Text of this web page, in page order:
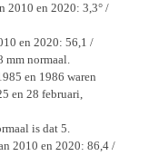
2010 en 2020: 3,3° /
en 2020: 56,1 /
mm normaal.
en 1986 waren
en 28 februari,
is dat 5.
2010 en 2020: 86,4 /